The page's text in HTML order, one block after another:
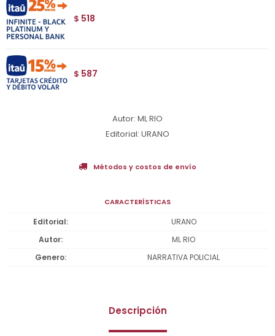
$ 518
$ 587
Autor: ML RIO
Editorial: URANO
Métodos y costos de envío
CARACTERÍSTICAS
Editorial
URANO
Autor
ML RIO
Genero
NARRATIVA POLICIAL
Descripción